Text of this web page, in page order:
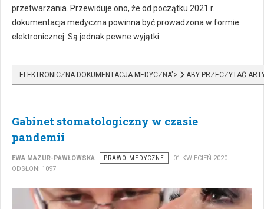
przetwarzania. Przewiduje ono, że od początku 2021 r.
dokumentacja medyczna powinna być prowadzona w formie
elektronicznej. Są jednak pewne wyjątki.
ELEKTRONICZNA DOKUMENTACJA MEDYCZNA"> ABY PRZECZYTAĆ
Gabinet stomatologiczny w czasie
pandemii
EWA MAZUR-PAWŁOWSKA PRAWO MEDYCZNE
01 KWIECIEŃ 2020
ODSŁON: 1097